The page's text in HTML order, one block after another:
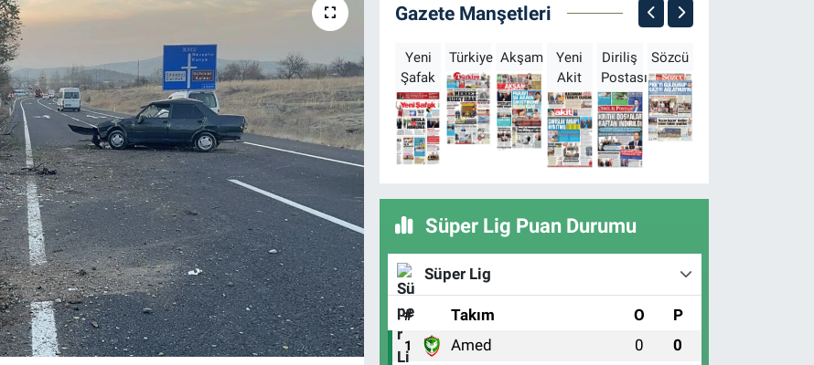
Gazete Manşetleri
Yeni
Şafak
Türkiye Akşam
Yeni
Akit
Diriliş
Postası
Sözcü
Süper Lig Puan Durumu
Süper Lig
# Takım O P
1 Amed 0 0